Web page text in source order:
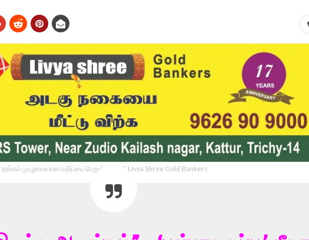
தங்கம் முழுமையான மதிப்பை பெறும் திருச்சி Livya Shree Gold Bankers